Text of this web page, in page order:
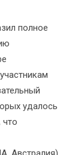
полное
удалось
что